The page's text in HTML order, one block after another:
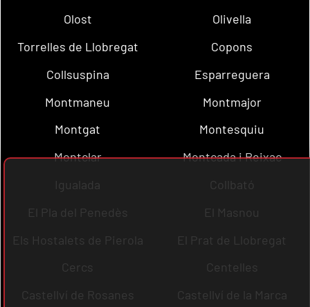
Olost
Olivella
Torrelles de Llobregat
Copons
Collsuspina
Esparreguera
Montmaneu
Montmajor
Montgat
Montesquiu
Montclar
Montcada i Reixac
Igualada
Collbató
El Pla del Penedès
El Masnou
Els Hostalets de Pierola
El Prat de Llobregat
Cercs
Centelles
Castellví de Rosanes
Castellví de la Marca